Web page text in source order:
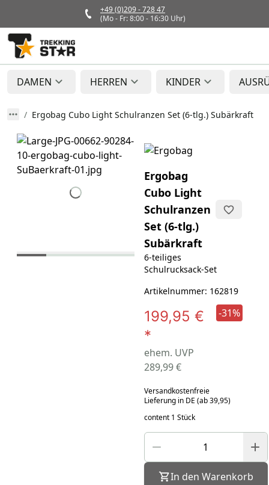
+49 (0)209 - 728 47
(Mo - Fr: 8:00 - 16:30 Uhr)
DAMEN HERREN KINDER
Ergobag Cubo Light Schulranzen Set (6-tlg.) Subärkraft
Ergobag
Cubo Light
Schulranzen
Set (6-tlg.)
Subärkraft
6-teiliges
Schulrucksack-Set
Artikelnummer: 162819
199,95 €
*
ehem. UVP
289,99 €
-31%
Versandkostenfreie
Lieferung in DE (ab 39,95)
content 1 Stück
In den Warenkorb